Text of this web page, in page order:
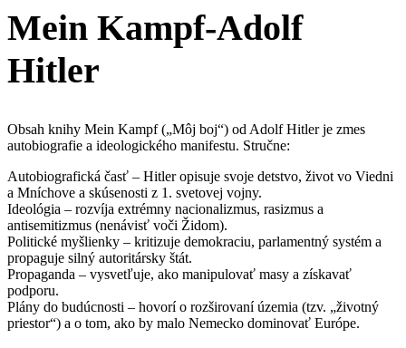
Mein Kampf-Adolf
Hitler
Obsah knihy Mein Kampf („Môj boj“) od Adolf Hitler je zmes
autobiografie a ideologického manifestu. Stručne:
Autobiografická časť – Hitler opisuje svoje detstvo, život vo Viedni
a Mníchove a skúsenosti z 1. svetovej vojny.
Ideológia – rozvíja extrémny nacionalizmus, rasizmus a
antisemitizmus (nenávisť voči Židom).
Politické myšlienky – kritizuje demokraciu, parlamentný systém a
propaguje silný autoritársky štát.
Propaganda – vysvetľuje, ako manipulovať masy a získavať
podporu.
Plány do budúcnosti – hovorí o rozširovaní územia (tzv. „životný
priestor“) a o tom, ako by malo Nemecko dominovať Európe.